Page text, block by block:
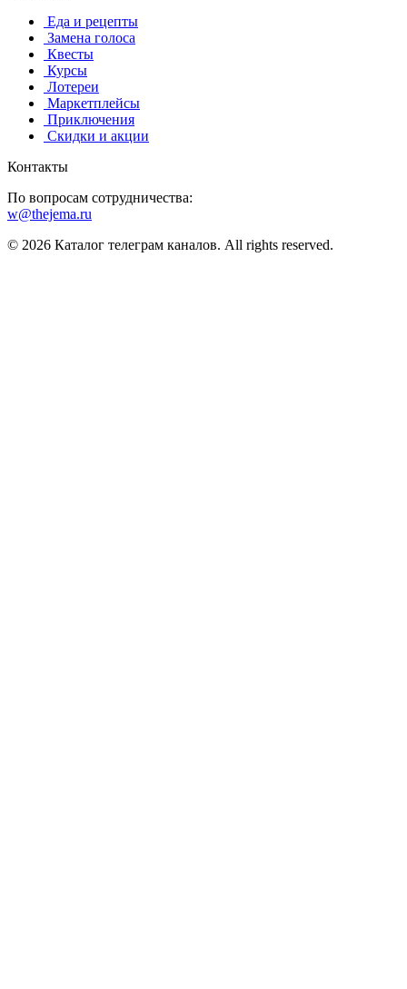
️ ️Еда и рецепты
️ Замена голоса
️ Квесты
‍ Курсы
️ Лотереи
️ Маркетплейсы
️ Приключения
️ Скидки и акции
Контакты
По вопросам сотрудничества:
w@thejema.ru
© 2026 Каталог телеграм каналов. All rights reserved.